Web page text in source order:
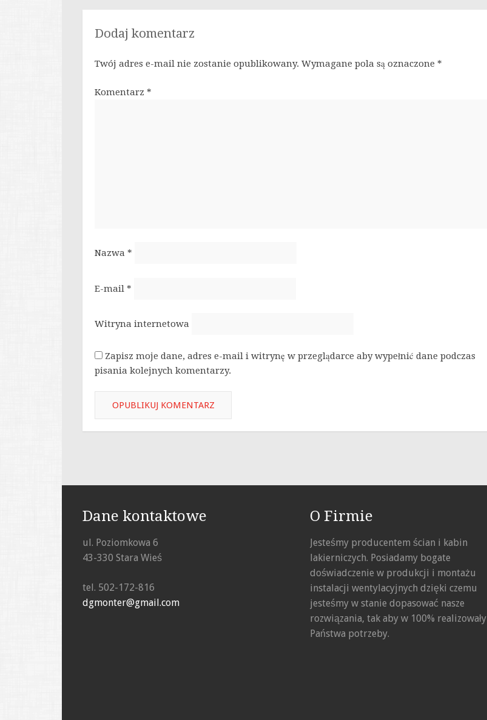
Dodaj komentarz
Twój adres e-mail nie zostanie opublikowany. Wymagane pola są oznaczone *
Komentarz *
Nazwa *
E-mail *
Witryna internetowa
Zapisz moje dane, adres e-mail i witrynę w przeglądarce aby wypełnić dane podczas
pisania kolejnych komentarzy.
Dane kontaktowe
ul. Poziomkowa 6
43-330 Stara Wieś
tel. 502-172-816
dgmonter@gmail.com
O Firmie
Jesteśmy producentem ścian i kabin
lakierniczych. Posiadamy bogate
doświadczenie w produkcji i montażu
instalacji wentylacyjnych dzięki czemu
jesteśmy w stanie dopasować nasze
rozwiązania, tak aby w 100% realizowały
Państwa potrzeby.